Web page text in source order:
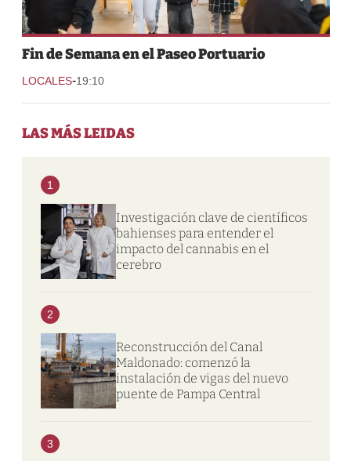
Fin de Semana en el Paseo Portuario
LOCALES-19:10
LAS MÁS LEIDAS
1
Investigación clave de científicos
bahienses para entender el
impacto del cannabis en el
cerebro
2
Reconstrucción del Canal
Maldonado: comenzó la
instalación de vigas del nuevo
puente de Pampa Central
3